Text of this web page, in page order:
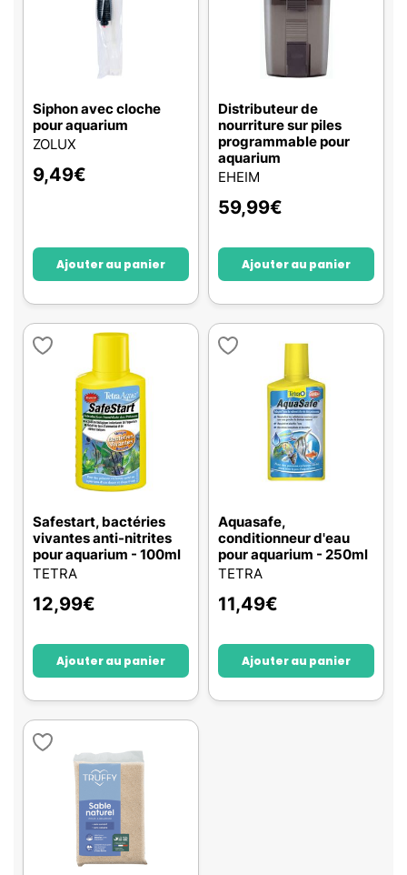
Siphon avec cloche
pour aquarium
ZOLUX
9,49€
Ajouter au panier
Distributeur de
nourriture sur piles
programmable pour
aquarium
EHEIM
59,99€
Ajouter au panier
Safestart, bactéries
vivantes anti-nitrites
pour aquarium - 100ml
TETRA
12,99€
Ajouter au panier
Aquasafe,
conditionneur d'eau
pour aquarium - 250ml
TETRA
11,49€
Ajouter au panier